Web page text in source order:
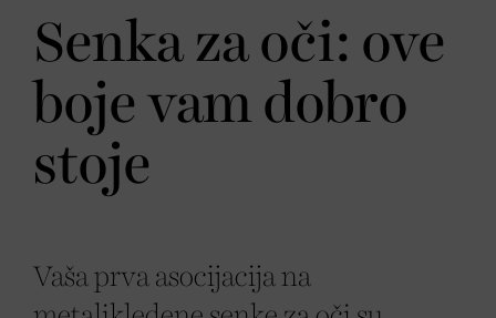
Senka za oči: ove
boje vam dobro
stoje
Vaša prva asocijacija na